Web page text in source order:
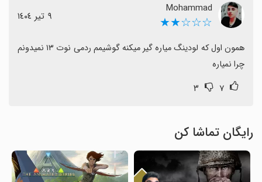
Mohammad
☆☆☆★★ ٩ تیر ١٤٠٤
چرا نمیاره
۷ ۳
رایگان تماشا کن